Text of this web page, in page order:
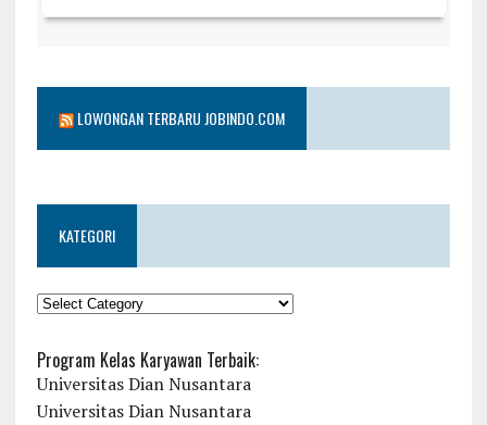
LOWONGAN TERBARU JOBINDO.COM
KATEGORI
KATEGORI
Program Kelas Karyawan Terbaik:
Universitas Dian Nusantara
Universitas Dian Nusantara